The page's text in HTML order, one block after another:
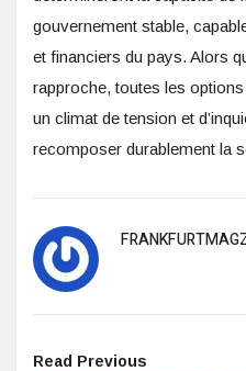
gouvernement stable,
et financiers du pays. Alors
rapproche, toutes les
un climat de tension et
recomposer durablement la
Read Previous